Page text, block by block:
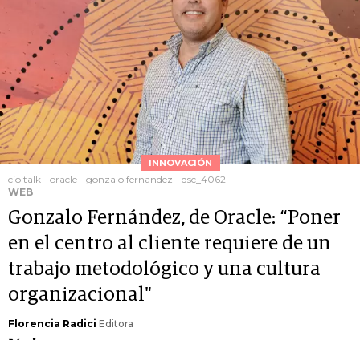
INNOVACIÓN
cio talk - oracle - gonzalo fernandez - dsc_4062
WEB
Gonzalo Fernández, de Oracle: “Poner
en el centro al cliente requiere de un
trabajo metodológico y una cultura
organizacional"
Florencia Radici Editora